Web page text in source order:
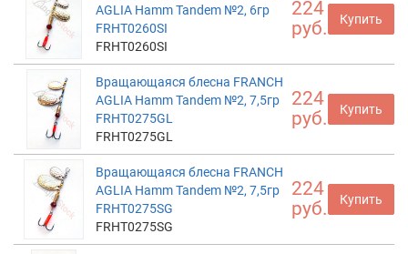
AGLIA Hamm Tandem №2, 6гр
FRHT0260SI
FRHT0260SI
224
руб.
Купить
Вращающаяся блесна FRANCH
AGLIA Hamm Tandem №2, 7,5гр
FRHT0275GL
FRHT0275GL
224
руб.
Купить
Вращающаяся блесна FRANCH
AGLIA Hamm Tandem №2, 7,5гр
FRHT0275SG
FRHT0275SG
224
руб.
Купить